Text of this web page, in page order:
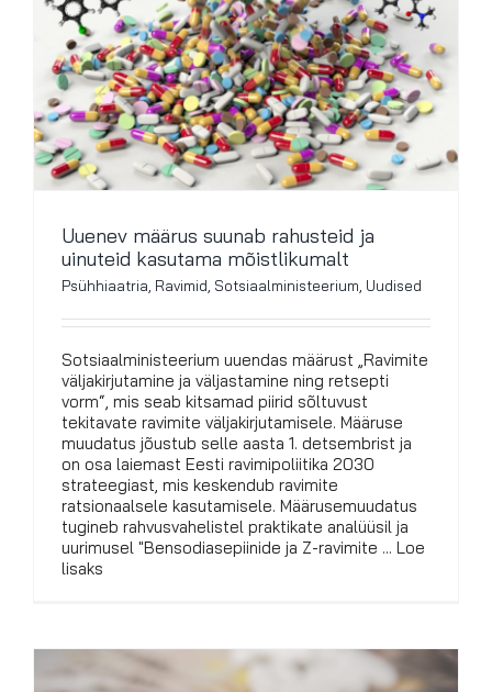
Uuenev määrus suunab rahusteid ja
uinuteid kasutama mõistlikumalt
Psühhiaatria, Ravimid, Sotsiaalministeerium, Uudised
Sotsiaalministeerium uuendas määrust „Ravimite
väljakirjutamine ja väljastamine ning retsepti
vorm“, mis seab kitsamad piirid sõltuvust
tekitavate ravimite väljakirjutamisele. Määruse
muudatus jõustub selle aasta 1. detsembrist ja
on osa laiemast Eesti ravimipoliitika 2030
strateegiast, mis keskendub ravimite
ratsionaalsele kasutamisele. Määrusemuudatus
tugineb rahvusvahelistel praktikate analüüsil ja
uurimusel "Bensodiasepiinide ja Z-ravimite ... Loe
lisaks